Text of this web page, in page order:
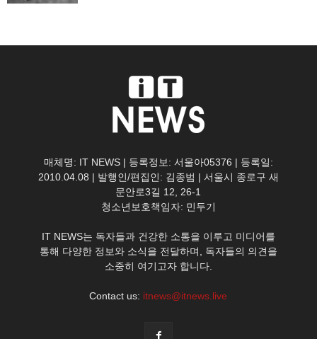
매체명: IT NEWS | 등록정보: 서울아05376 | 등록일:
2010.04.08 | 발행인/편집인: 김종범 | 서울시 종로구 새
문안로3길 12, 26-1
청소년보호책임자: 민두기
IT NEWS는 독자들과 건강한 소통을 이루고 미디어를
통해 다양한 정보와 소식을 전달하며, 독자들의 의견을
소중히 여기고자 합니다.
Contact us: itnews@itnews.live